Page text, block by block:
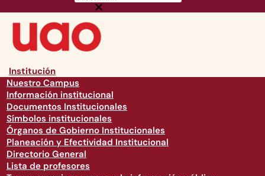
Institución
Nuestro Campus
Información institucional
Documentos Institucionales
Símbolos institucionales
Órganos de Gobierno Institucionales
Planeación y Efectividad Institucional
Directorio General
Lista de profesores